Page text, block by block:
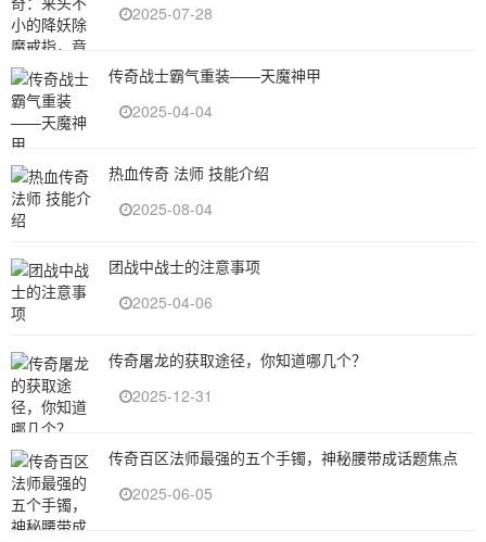
2025-07-28
传奇战士霸气重装——天魔神甲
2025-04-04
热血传奇 法师 技能介绍
2025-08-04
团战中战士的注意事项
2025-04-06
传奇屠龙的获取途径，你知道哪几个？
2025-12-31
传奇百区法师最强的五个手镯，神秘腰带成话题焦点
2025-06-05